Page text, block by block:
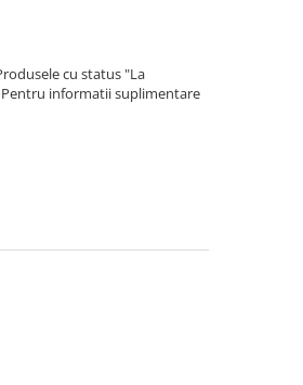
cu status "La
Pentru informatii suplimentare